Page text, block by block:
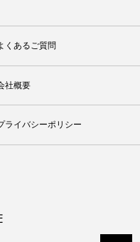
くあるご質問
社概要
ライバシーポリシー